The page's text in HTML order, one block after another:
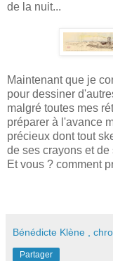
de la nuit...
Maintenant que je
pour dessiner
malgré toutes mes
préparer à l'avance
précieux dont tout
de ses crayons et de
Et vous ? comment
Bénédicte Klène ,
Partager